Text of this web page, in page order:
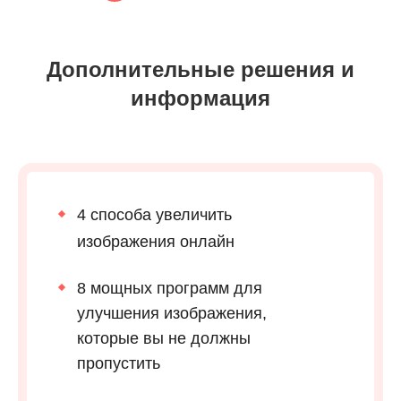
Дополнительные решения и
информация
4 способа увеличить
изображения онлайн
8 мощных программ для
улучшения изображения,
которые вы не должны
пропустить